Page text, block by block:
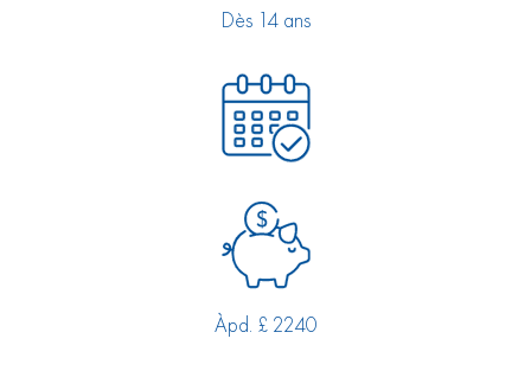
Dès 14 ans
Àpd. £ 2240